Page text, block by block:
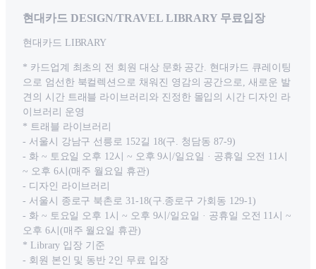
현대카드 DESIGN/TRAVEL LIBRARY 무료입장
현대카드 LIBRARY
* 카드업계 최초의 전 회원 대상 문화 공간. 현대카드 큐레이팅
으로 엄선한 북컬렉션으로 채워진 영감의 공간으로, 새로운 발
견의 시간 트래블 라이브러리와 진정한 몰입의 시간 디자인 라
이브러리 운영
* 트래블 라이브러리
- 서울시 강남구 선릉로 152길 18(구. 청담동 87-9)
- 화 ~ 토요일 오후 12시 ~ 오후 9시/일요일 · 공휴일 오전 11시
~ 오후 6시(매주 월요일 휴관)
- 디자인 라이브러리
- 서울시 종로구 북촌로 31-18(구.종로구 가회동 129-1)
- 화 ~ 토요일 오후 1시 ~ 오후 9시/일요일 · 공휴일 오전 11시 ~
오후 6시(매주 월요일 휴관)
* Library 입장 기준
- 회원 본인 및 동반 2인 무료 입장